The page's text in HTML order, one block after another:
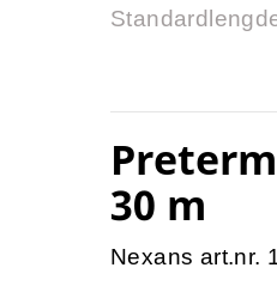
30 m
Nexans art.nr.